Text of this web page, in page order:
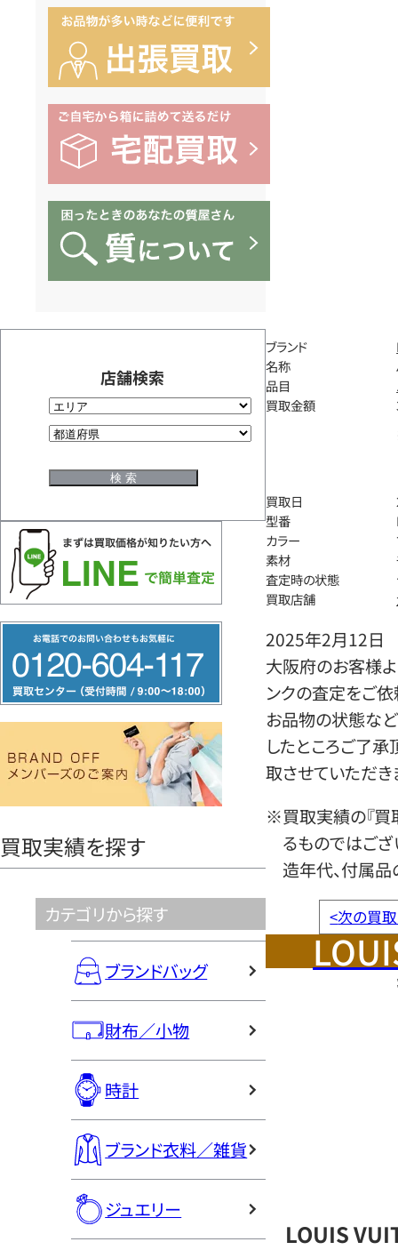
店舗検索
リ
ー
ヤ
買取実績を探す
カテゴリから探す
ブランドバッグ
財布／小物
時計
ブランド衣料／雑貨
ジュエリー
ブランド
名称
品目
買取金額
買取日
型番
カラー
素材
査定時の状態
買取店舗
2025年2月12日
大阪府のお客様よ
ンクの査定をご依
お品物の状態など
したところご了
取させていただき
※買取実績の『買
るものではござ
造年代、付属品
<次の買
LOUIS